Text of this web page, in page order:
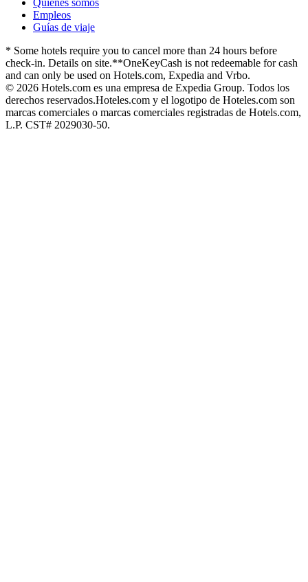
Quiénes somos
Empleos
Guías de viaje
* Some hotels require you to cancel more than 24 hours before
check-in. Details on site.**OneKeyCash is not redeemable for cash
and can only be used on Hotels.com, Expedia and Vrbo.
© 2026 Hotels.com es una empresa de Expedia Group. Todos los
derechos reservados.Hoteles.com y el logotipo de Hoteles.com son
marcas comerciales o marcas comerciales registradas de Hotels.com,
L.P. CST# 2029030-50.